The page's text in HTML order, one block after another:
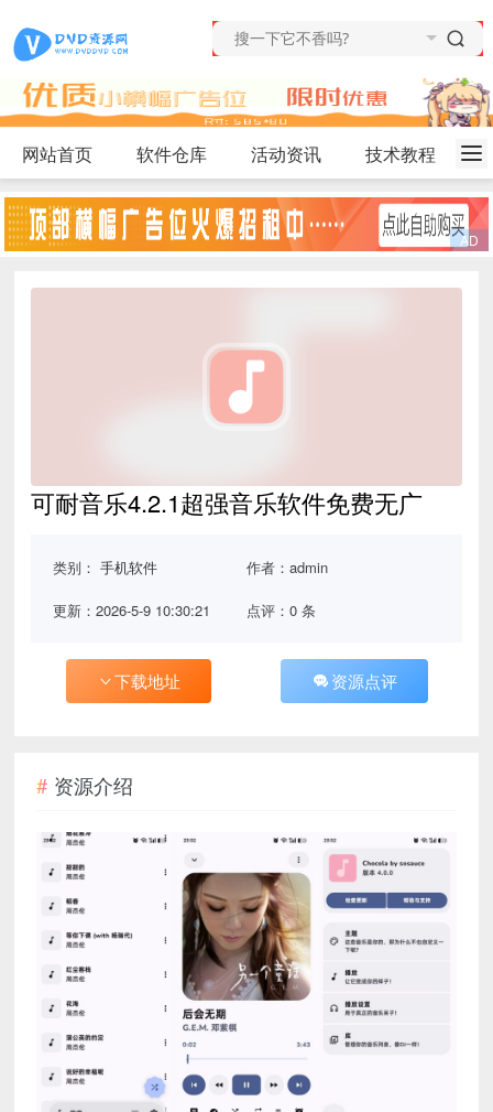
网站首页 软件仓库 活动资讯 技术教程
可耐音乐4.2.1超强音乐软件免费无广
类别：手机软件 作者：admin
更新：2026-5-9 10:30:21 点评：0 条
下载地址 资源点评
资源介绍